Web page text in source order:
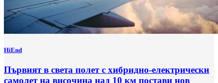
HiEnd
Първият в света полет с хибридно-електрически
самолет на височина над 10 км постави нов